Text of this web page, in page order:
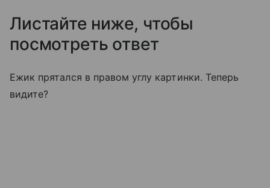
Листайте ниже, чтобы
посмотреть ответ
Ежик прятался в правом углу картинки. Теперь
видите?